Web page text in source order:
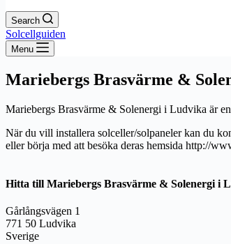
Search
Solcellguiden
Menu
Mariebergs Brasvärme &
Mariebergs Brasvärme & Solenergi i Ludvika är
När du vill installera solceller/solpaneler kan du
eller börja med att besöka deras hemsida http://
Hitta till Mariebergs Brasvärme & Solenergi i
Gårlångsvägen 1
771 50 Ludvika
Sverige